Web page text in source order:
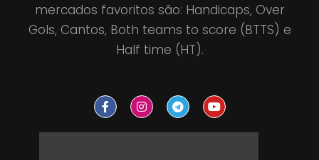
mercados favoritos são: Handicaps, Over
Gols, Cantos, Both teams to score (BTTS) e
Half time (HT).